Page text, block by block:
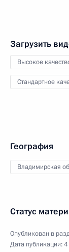
Загрузить
Высокое
Стандартное
География
Владимирская
Статус
Опубликован в
Дата публикации:4